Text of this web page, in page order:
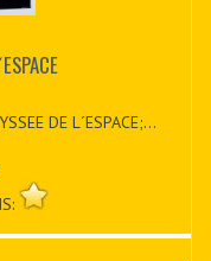
DE L´ESPACE;...